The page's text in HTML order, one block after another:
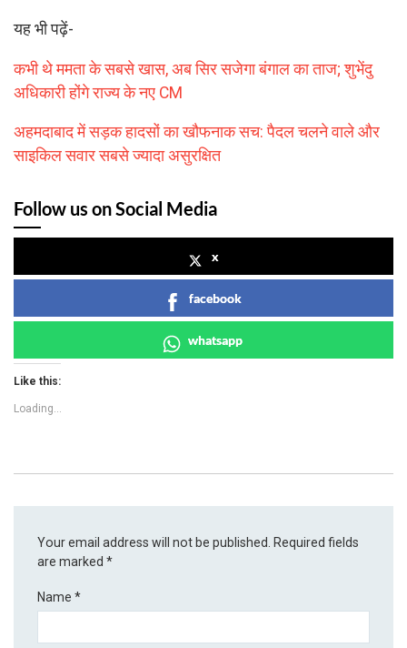
यह भी पढ़ें-
कभी थे ममता के सबसे खास, अब सिर सजेगा बंगाल का ताज; शुभेंदु
अधिकारी होंगे राज्य के नए CM
अहमदाबाद में सड़क हादसों का खौफनाक सच: पैदल चलने वाले और
साइकिल सवार सबसे ज्यादा असुरक्षित
Follow us on Social Media
x
facebook
whatsapp
Like this:
Loading...
Your email address will not be published. Required fields
are marked*
Name*